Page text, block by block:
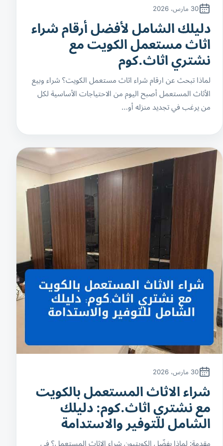
30 مارس، 2026
دليلك الشامل لأفضل أرقام شراء
اثاث مستعمل الكويت مع
نشتري اثاث.كوم
لماذا تبحث عن ارقام شراء اثاث مستعمل الكويت؟ شراء وبيع
الأثاث المستعمل أصبح اليوم من الاحتياجات الأساسية لكل
من يرغب في تجديد منزله أو…
30 مارس، 2026
شراء الاثاث المستعمل بالكويت
مع نشتري اثاث.كوم: دليلك
الشامل للتوفير والاستدامة
مقدمة: لماذا يفضّل الكويتيون شراء الاثاث المستعمل؟ في